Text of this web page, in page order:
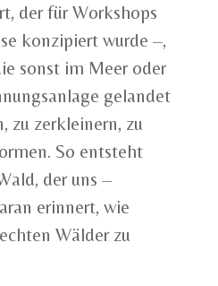
der für Workshops
konzipiert wurde –,
sonst im Meer oder
gelandet
zu zerkleinern, zu
So entsteht
der uns –
erinnert, wie
Wälder zu